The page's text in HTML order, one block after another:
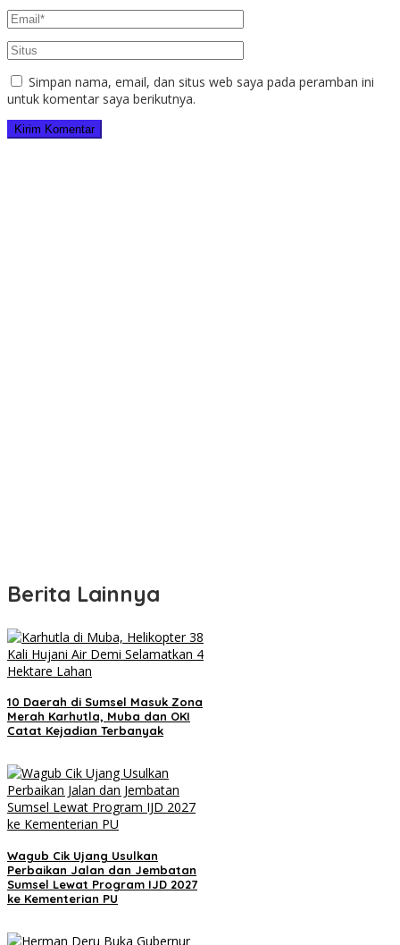
Simpan nama, email, dan situs web saya pada peramban ini
untuk komentar saya berikutnya.
Berita Lainnya
10 Daerah di Sumsel Masuk Zona
Merah Karhutla, Muba dan OKI
Catat Kejadian Terbanyak
Wagub Cik Ujang Usulkan
Perbaikan Jalan dan Jembatan
Sumsel Lewat Program IJD 2027
ke Kementerian PU